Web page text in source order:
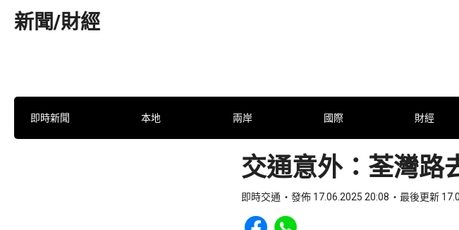
新聞/財經
即時新聞 本地 兩岸 國際 財經
交通意外：荃灣路
即時交通 發佈 17.06.2025 20:08 最後更新
Share to Facebook
Share to WhatsApp